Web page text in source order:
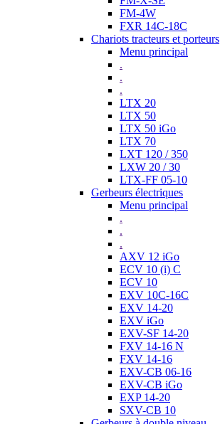
FM-4W
FXR 14C-18C
Chariots tracteurs et porteurs
Menu principal
.
.
.
LTX 20
LTX 50
LTX 50 iGo
LTX 70
LXT 120 / 350
LXW 20 / 30
LTX-FF 05-10
Gerbeurs électriques
Menu principal
.
.
.
AXV 12 iGo
ECV 10 (i) C
ECV 10
EXV 10C-16C
EXV 14-20
EXV iGo
EXV-SF 14-20
FXV 14-16 N
FXV 14-16
EXV-CB 06-16
EXV-CB iGo
EXP 14-20
SXV-CB 10